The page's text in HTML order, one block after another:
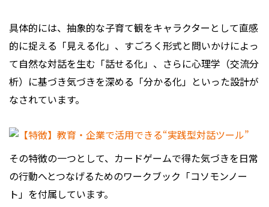
具体的には、抽象的な子育て観をキャラクターとして直感
的に捉える「見える化」、すごろく形式と問いかけによっ
て自然な対話を生む「話せる化」、さらに心理学（交流分
析）に基づき気づきを深める「分かる化」といった設計が
なされています。
その特徴の一つとして、カードゲームで得た気づきを日常
の行動へとつなげるためのワークブック「コソモンノー
ト」を付属しています。